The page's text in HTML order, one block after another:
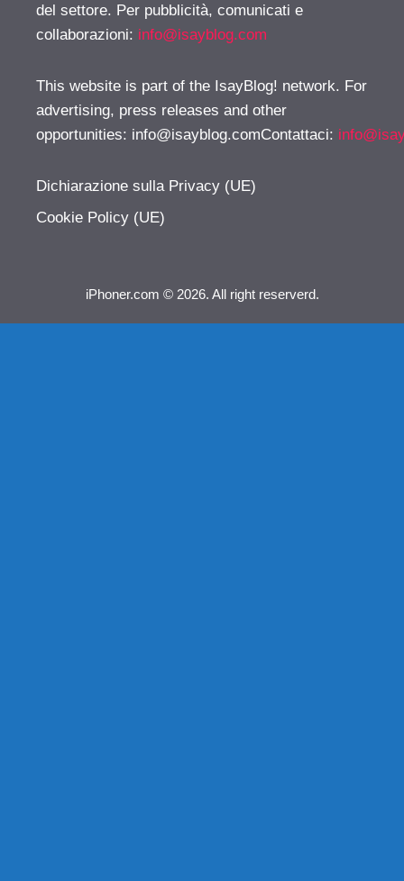
del settore. Per pubblicità, comunicati e
collaborazioni: info@isayblog.com
This website is part of the IsayBlog! network. For
advertising, press releases and other
opportunities: info@isayblog.comContattaci:
Dichiarazione sulla Privacy (UE)
Cookie Policy (UE)
iPhoner.com © 2026. All right reserverd.